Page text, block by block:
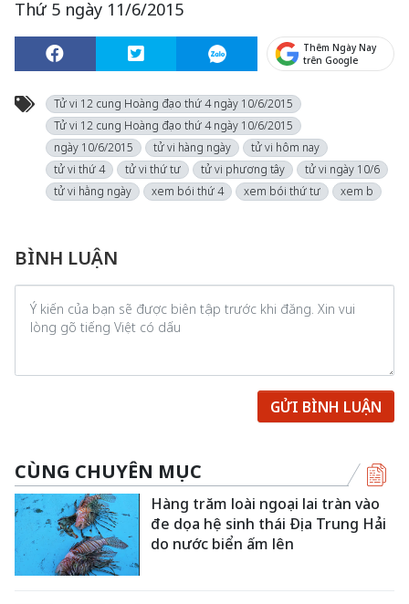
Thứ 5 ngày 11/6/2015
Thêm Ngày Nay
trên Google
Tử vi 12 cung Hoàng đạo thứ 4 ngày 10/6/2015
Tử vi 12 cung Hoàng đạo thứ 4 ngày 10/6/2015
ngày 10/6/2015
tử vi hàng ngày
tử vi hôm nay
tử vi thứ 4
tử vi thứ tư tử vi phương tây
tử vi ngày 10/6
tử vi hằng ngày
xem bói thứ 4 xem bói thứ tư xem b
BÌNH LUẬN
GỬI BÌNH LUẬN
CÙNG CHUYÊN MỤC
Hàng trăm loài ngoại lai tràn vào
đe dọa hệ sinh thái Địa Trung Hải
do nước biển ấm lên